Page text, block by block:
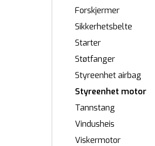
Forskjermer
Sikkerhetsbelte
Starter
Støtfanger
Styreenhet airbag
Styreenhet motor
Tannstang
Vindusheis
Viskermotor